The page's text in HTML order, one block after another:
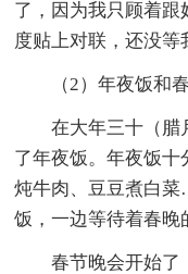
了，因为我只顾着跟
度贴上对联，还没等
（2）年夜饭和
在大年三十（腊
了年夜饭。年夜饭十
炖牛肉、豆豆煮白
饭，一边等待着春晚
春节晚会开始了